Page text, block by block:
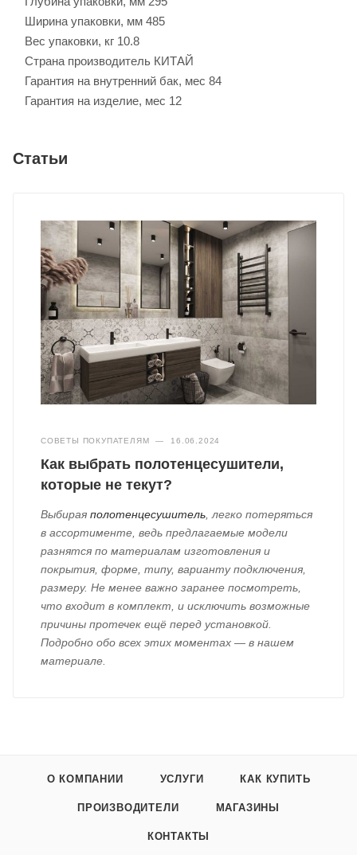
Ширина упаковки, мм 485
Вес упаковки, кг 10.8
Страна производитель КИТАЙ
Гарантия на внутренний бак, мес 84
Гарантия на изделие, мес 12
Статьи
СОВЕТЫ ПОКУПАТЕЛЯМ — 16.06.2024
Как выбрать полотенцесушители,
которые не текут?
Выбираяполотенцесушитель , легко потеряться
в ассортименте, ведь предлагаемые модели
разнятся по материалам изготовления и
покрытия, форме, типу, варианту подключения,
размеру. Не менее важно заранее посмотреть,
что входит в комплект, и исключить возможные
причины протечек ещё перед установкой.
Подробно обо всех этих моментах — в нашем
материале.
О КОМПАНИИ УСЛУГИ КАК КУПИТЬ
ПРОИЗВОДИТЕЛИ МАГАЗИНЫ
КОНТАКТЫ